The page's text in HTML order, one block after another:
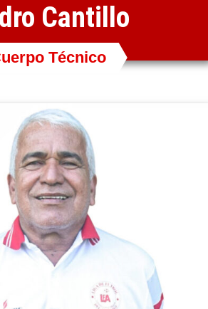
Técnico
Cantillo